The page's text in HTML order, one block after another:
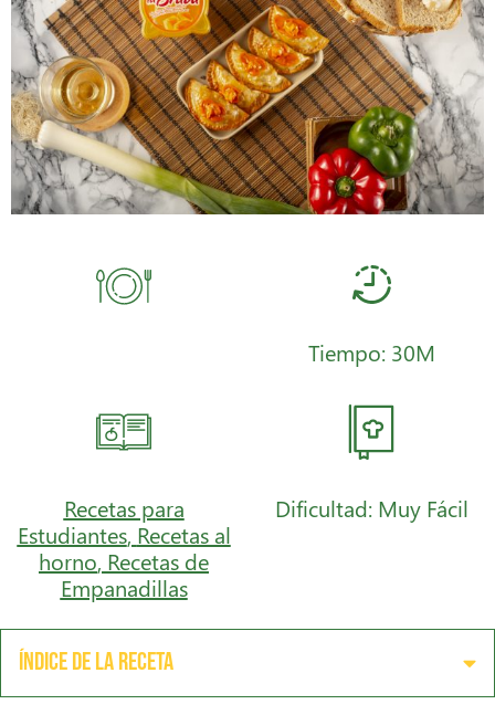
Tiempo: 30M
Recetas para
Estudiantes, Recetas al
horno, Recetas de
Empanadillas
Dificultad: Muy Fácil
Índice de la receta